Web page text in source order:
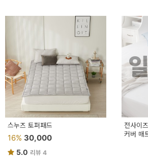
스누즈 토퍼패드
16% 30,000
5.0 리뷰 4
전사이
커버 매